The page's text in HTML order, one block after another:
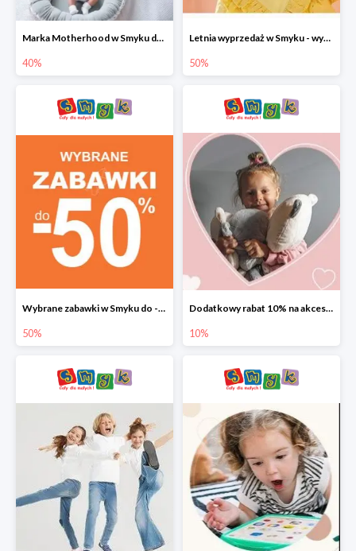
Marka Motherhood w Smyku do -40%
40%
Letnia wyprzedaż w Smyku - wybrane ubrania i buty do -50%
50%
Wybrane zabawki w Smyku do -50%
50%
Dodatkowy rabat 10% na akcesoria dziecięce
10%